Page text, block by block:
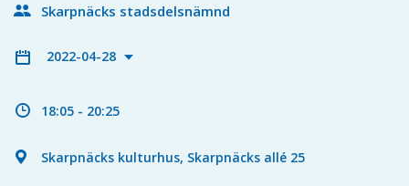
Skarpnäcks stadsdelsnämnd
2022-04-28
18:05 - 20:25
Skarpnäcks kulturhus, Skarpnäcks allé 25